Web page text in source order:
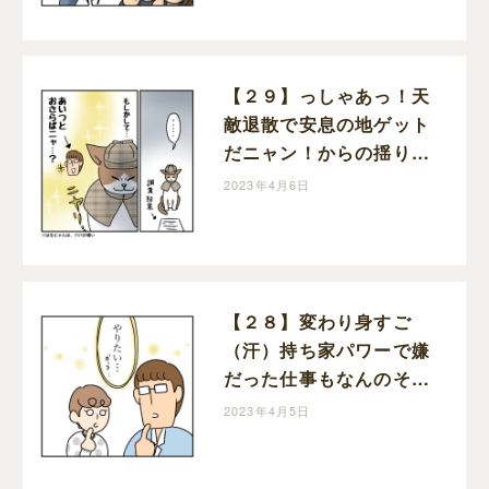
【２９】っしゃあっ！天
敵退散で安息の地ゲット
だニャン！からの揺り戻
し・・半額一家、家を買
2023年4月6日
【２８】変わり身すご
（汗）持ち家パワーで嫌
だった仕事もなんのそ
の！半額一家、家を買う
2023年4月5日